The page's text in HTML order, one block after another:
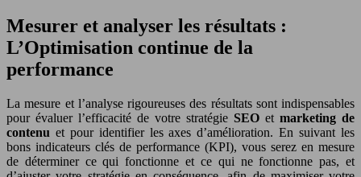
Mesurer et analyser les résultats :
L’Optimisation continue de la
performance
La mesure et l’analyse rigoureuses des résultats sont indispensables
pour évaluer l’efficacité de votre stratégie SEO et marketing de
contenu et pour identifier les axes d’amélioration. En suivant les
bons indicateurs clés de performance (KPI), vous serez en mesure
de déterminer ce qui fonctionne et ce qui ne fonctionne pas, et